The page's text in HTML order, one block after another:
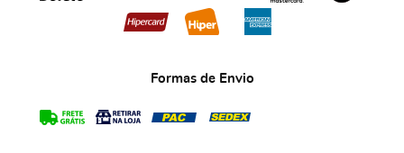
Formas de Envio